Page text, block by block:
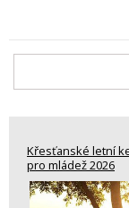
Křesťanské letní
pro mládež 2026